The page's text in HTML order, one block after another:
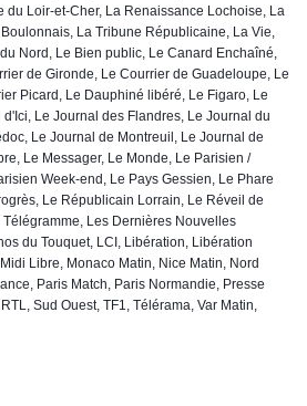
du Loir-et-Cher, La Renaissance Lochoise, La
La Tribune Républicaine, La Vie,
Nord, Le Bien public, Le Canard Enchaîné,
de Gironde, Le Courrier de Guadeloupe, Le
Picard, Le Dauphiné libéré, Le Figaro, Le
Le Journal des Flandres, Le Journal du
Le Journal de Montreuil, Le Journal de
Le Messager, Le Monde, Le Parisien /
Week-end, Le Pays Gessien, Le Phare
Le Républicain Lorrain, Le Réveil de
Les Dernières Nouvelles
du Touquet, LCI, Libération, Libération
Libre, Monaco Matin, Nice Matin, Nord
Paris Match, Paris Normandie, Presse
Sud Ouest, TF1, Télérama, Var Matin,